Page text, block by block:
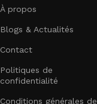
À propos
Blogs & Actualités
Contact
Politiques de
confidentialité
Conditions générales de